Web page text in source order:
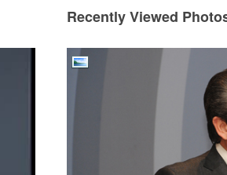
Recently Viewed